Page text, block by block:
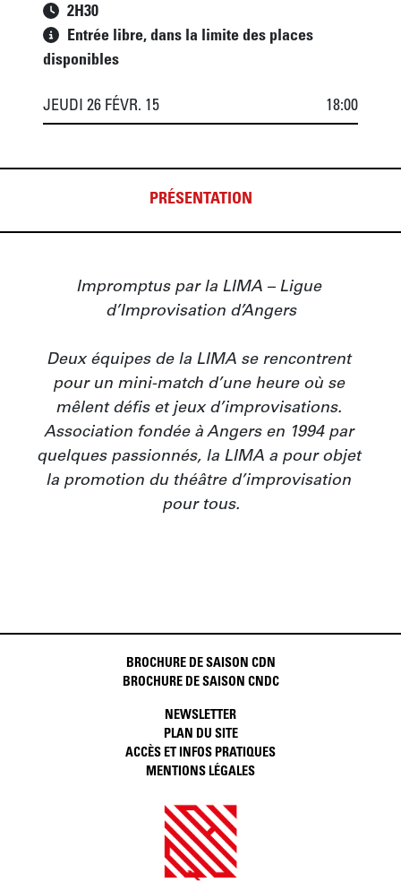
2H30
Entrée libre, dans la limite des places
disponibles
JEUDI 26 FÉVR. 15 18:00
PRÉSENTATION
Impromptus par la LIMA – Ligue
d’Improvisation d’Angers
Deux équipes de la LIMA se rencontrent
pour un mini-match d’une heure où se
mêlent défis et jeux d’improvisations.
Association fondée à Angers en 1994 par
quelques passionnés, la LIMA a pour objet
la promotion du théâtre d’improvisation
pour tous.
BROCHURE DE SAISON CDN
BROCHURE DE SAISON CNDC
NEWSLETTER
PLAN DU SITE
ACCÈS ET INFOS PRATIQUES
MENTIONS LÉGALES